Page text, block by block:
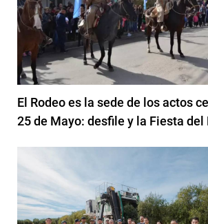
El Rodeo es la sede de los actos
25 de Mayo: desfile y la Fiesta